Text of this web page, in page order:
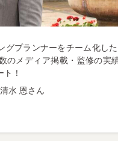
グプランナーをチーム化し
のメディア掲載・監修の実
！
清水 恩さん